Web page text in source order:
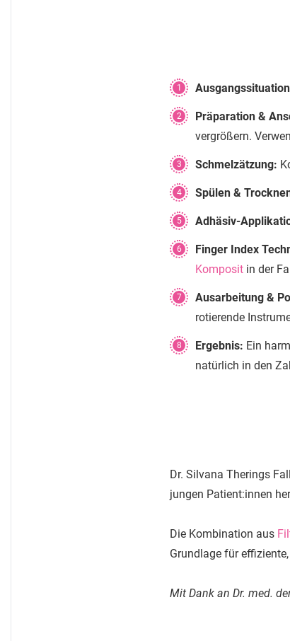
1
2 Präparation &
vergrößern.
3 Schmelzätzung:
4 Spülen &
5 Adhäsiv-
6 Finger Index
Komposit in der
7 Ausarbeitung &
rotierende
8 Ergebnis: Ein
natürlich in den
Dr. Silvana Therings
jungen Patient:innen
Die Kombination aus
Grundlage für
Mit Dank an Dr. med.